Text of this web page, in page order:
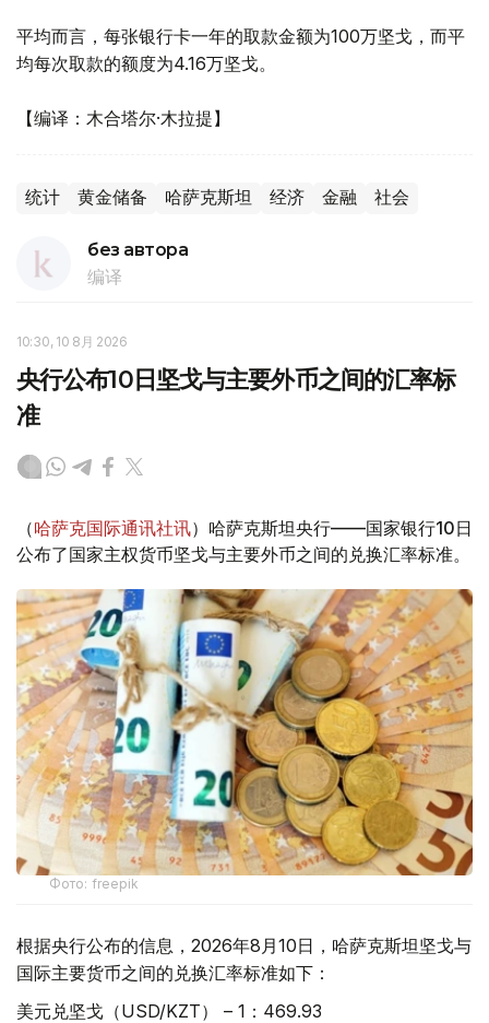
平均而言，每张银行卡一年的取款金额为100万坚戈，而平
均每次取款的额度为4.16万坚戈。
【编译：木合塔尔·木拉提】
统计 黄金储备 哈萨克斯坦 经济 金融 社会
без автора
编译
10:30, 10 8月 2026
央行公布10日坚戈与主要外币之间的汇率标
准
（哈萨克国际通讯社讯）哈萨克斯坦央行——国家银行10日
公布了国家主权货币坚戈与主要外币之间的兑换汇率标准。
Фото: freepik
根据央行公布的信息，2026年8月10日，哈萨克斯坦坚戈与
国际主要货币之间的兑换汇率标准如下：
美元兑坚戈（USD/KZT） – 1：469.93